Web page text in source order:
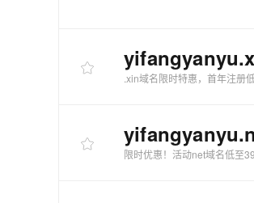
yifangyanyu
.xin域名限时特惠，首年注册
yifangyanyu
限时优惠！活动net域名低至39